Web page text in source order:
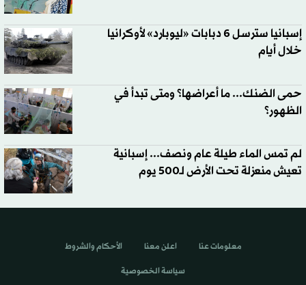
إسبانيا سترسل 6 دبابات «ليوبارد» لأوكرانيا
خلال أيام
حمى الضنك... ما أعراضها؟ ومتى تبدأ في
الظهور؟
لم تمس الماء طيلة عام ونصف... إسبانية
تعيش منعزلة تحت الأرض لـ500 يوم
معلومات عنا اعلن معنا الأحكام والشروط
سياسة الخصوصية